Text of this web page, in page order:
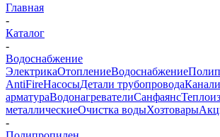
Главная
-
Каталог
-
Водоснабжение
ЭлектрикаОтоплениеВодоснабжение
AntiFireНасосыДетали трубопровода
арматураВодонагревателиСанфаянс
металлическиеОчистка водыХозтовары
-